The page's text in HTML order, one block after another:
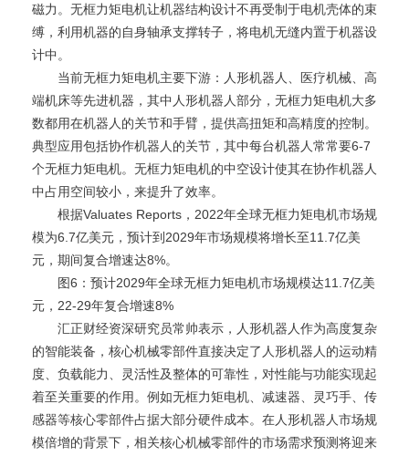
磁力。无框力矩电机让机器结构设计不再受制于电机壳体的束
缚，利用机器的自身轴承支撑转子，将电机无缝内置于机器设
计中。
当前无框力矩电机主要下游：人形机器人、医疗机械、高
端机床等先进机器，其中人形机器人部分，无框力矩电机大多
数都用在机器人的关节和手臂，提供高扭矩和高精度的控制。
典型应用包括协作机器人的关节，其中每台机器人常常要6-7
个无框力矩电机。无框力矩电机的中空设计使其在协作机器人
中占用空间较小，来提升了效率。
根据Valuates Reports，2022年全球无框力矩电机市场规
模为6.7亿美元，预计到2029年市场规模将增长至11.7亿美
元，期间复合增速达8%。
图6：预计2029年全球无框力矩电机市场规模达11.7亿美
元，22-29年复合增速8%
汇正财经资深研究员常帅表示，人形机器人作为高度复杂
的智能装备，核心机械零部件直接决定了人形机器人的运动精
度、负载能力、灵活性及整体的可靠性，对性能与功能实现起
着至关重要的作用。例如无框力矩电机、减速器、灵巧手、传
感器等核心零部件占据大部分硬件成本。在人形机器人市场规
模倍增的背景下，相关核心机械零部件的市场需求预测将迎来